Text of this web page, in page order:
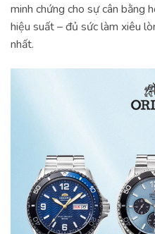
minh chứng cho sự cân bằng
hiệu suất – đủ sức làm xiêu
nhất.